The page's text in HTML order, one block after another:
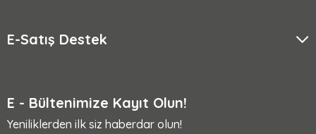
E-Satış Destek
E - Bültenimize Kayıt Olun!
Yeniliklerden ilk siz haberdar olun!